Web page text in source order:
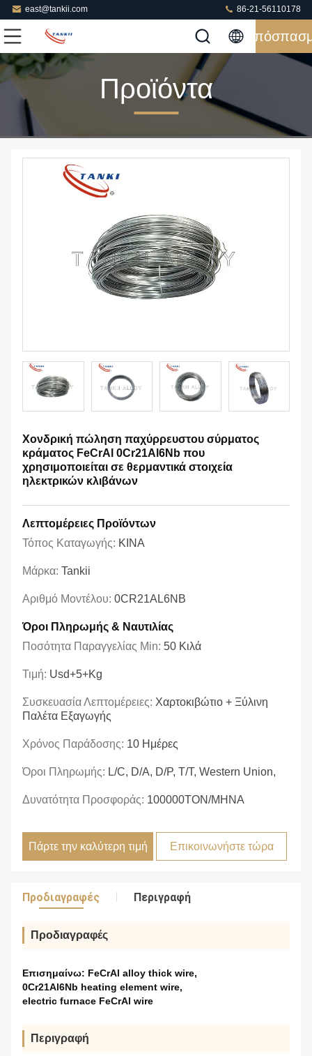
east@tankii.com 86-21-56110178
Προϊόντα
Χονδρική πώληση παχύρρευστου σύρματος
κράματος FeCrAl 0Cr21Al6Nb που
χρησιμοποιείται σε θερμαντικά στοιχεία
ηλεκτρικών κλιβάνων
Λεπτομέρειες Προϊόντων
Τόπος Καταγωγής: ΚΙΝΑ
Μάρκα: Tankii
Αριθμό Μοντέλου: 0CR21AL6NB
Όροι Πληρωμής & Ναυτιλίας
Ποσότητα Παραγγελίας Min: 50 Κιλά
Τιμή: Usd+5+kg
Συσκευασία Λεπτομέρειες: Χαρτοκιβώτιο + Ξύλινη
Παλέτα Εξαγωγής
Χρόνος Παράδοσης: 10 Ημέρες
Όροι Πληρωμής: L/C, D/A, D/P, T/T, Western Union,
Δυνατότητα Προσφοράς: 100000ΤΟΝ/ΜΗΝΑ
Πάρτε την καλύτερη τιμή Επικοινωνήστε τώρα
Προδιαγραφές Περιγραφή
Προδιαγραφές
Επισημαίνω: FeCrAl alloy thick wire,
0Cr21Al6Nb heating element wire,
electric furnace FeCrAl wire
Περιγραφή